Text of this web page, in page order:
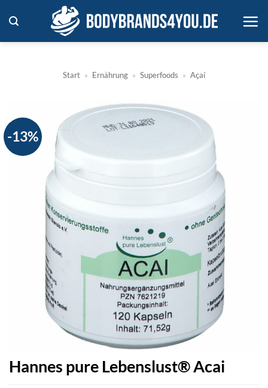
Inhalt
springen
Start » Ernährung » Superfoods » Açaí
-13%
Hannes pure Lebenslust® Acai